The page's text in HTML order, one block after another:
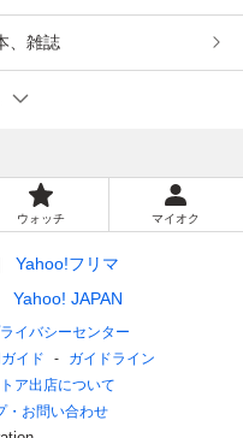
、雑誌
ウォッチ マイオク
Yahoo!フリマ
Yahoo! JAPAN
イバシーセンター
イド
ガイドライン
ア出店について
・お問い合わせ